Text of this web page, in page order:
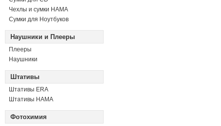
Чехлы и сумки HAMA
Сумки для Ноутбуков
Наушники и Плееры
Плееры
Наушники
Штативы
Штативы ERA
Штативы HAMA
Фотохимия